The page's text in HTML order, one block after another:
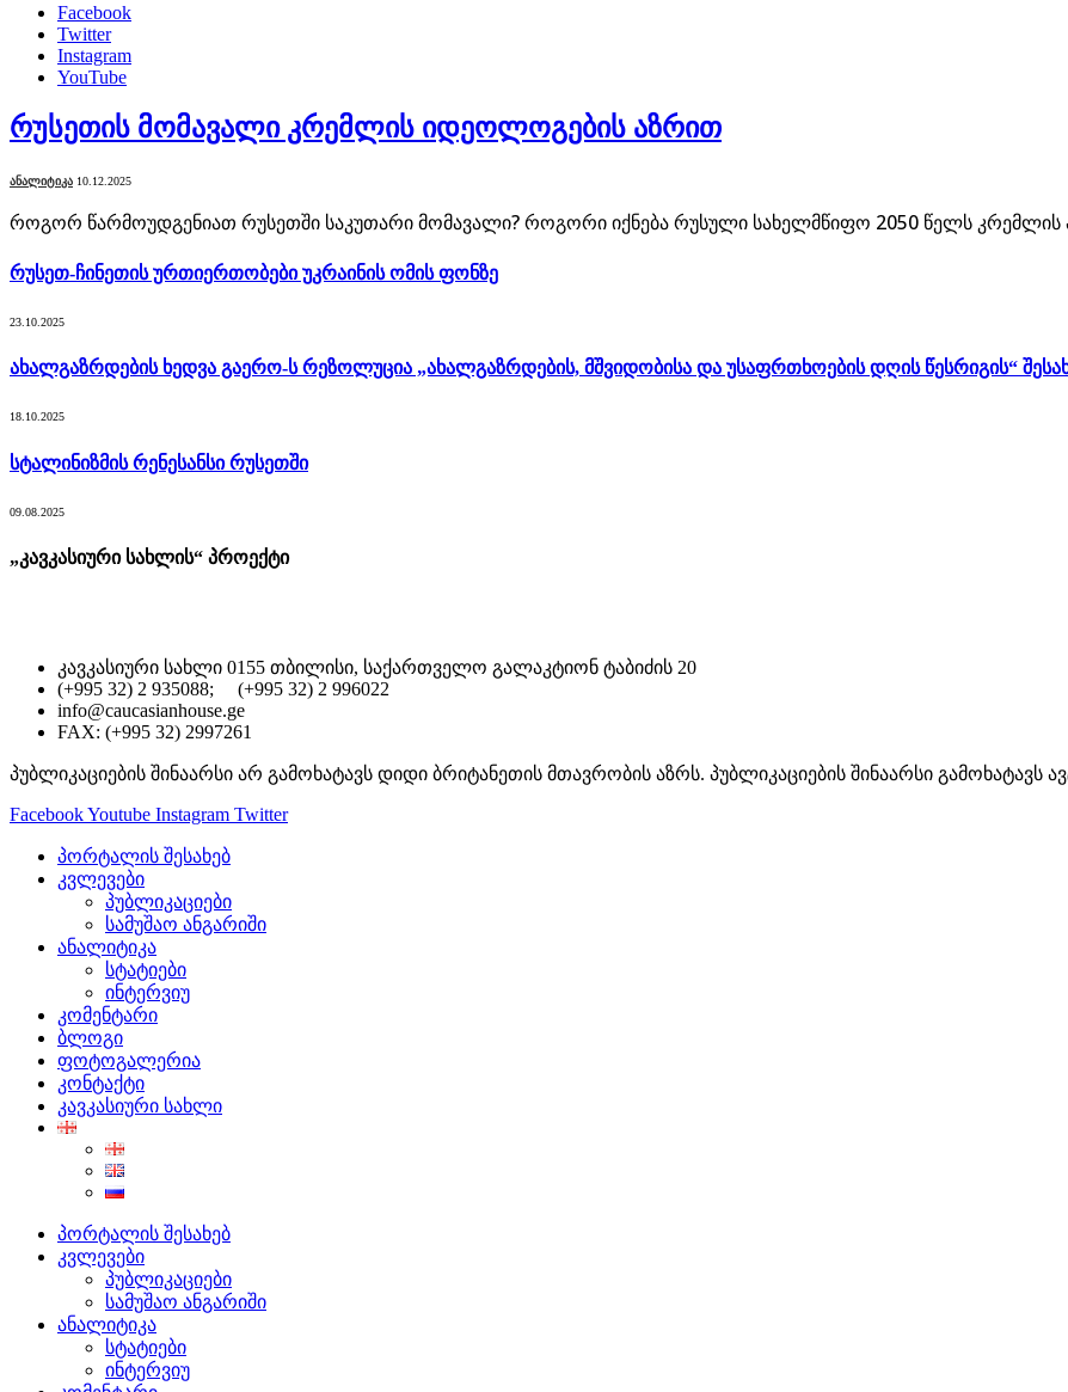
Facebook
Twitter
Instagram
YouTube
რუსეთის მომავალი კრემლის იდეოლოგების აზრით
ᲐᲜᲐᲚᲘᲢᲘᲙᲐ 10.12.2025
როგორ წარმოუდგენიათ რუსეთში საკუთარი მომავალი? როგორი იქნება რუსული სახელმწიფო 2050 წელს კრემლის
რუსეთ-ჩინეთის ურთიერთობები უკრაინის ომის ფონზე
23.10.2025
ახალგაზრდების ხედვა გაერო-ს რეზოლუცია „ახალგაზრდების, მშვიდობისა და უსაფრთხოების დღის წესრიგის“
18.10.2025
სტალინიზმის რენესანსი რუსეთში
09.08.2025
„კავკასიური სახლის“ პროექტი
კავკასიური სახლი 0155 თბილისი, საქართველო გალაკტიონ ტაბიძის 20
(+995 32) 2 935088; (+995 32) 2 996022
info@caucasianhouse.ge
FAX: (+995 32) 2997261
პუბლიკაციების შინაარსი არ გამოხატავს დიდი ბრიტანეთის მთავრობის აზრს. პუბლიკაციების შინაარსი გამოხატავს
FacebookYoutube Instagram Twitter
პორტალის შესახებ
კვლევები
პუბლიკაციები
სამუშაო ანგარიში
ანალიტიკა
სტატიები
ინტერვიუ
კომენტარი
ბლოგი
ფოტოგალერია
კონტაქტი
კავკასიური სახლი
პორტალის შესახებ
კვლევები
პუბლიკაციები
სამუშაო ანგარიში
ანალიტიკა
სტატიები
ინტერვიუ